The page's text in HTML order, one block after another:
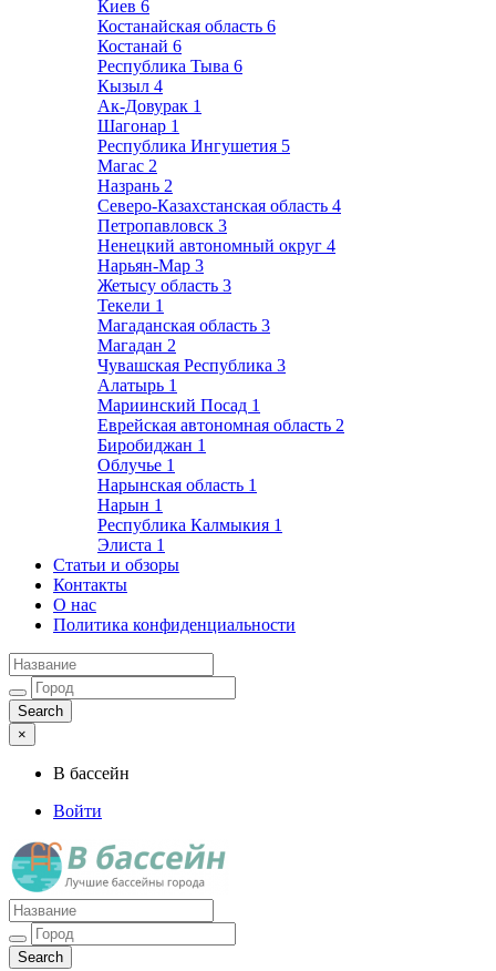
Киев 6
Костанайская область 6
Костанай 6
Республика Тыва 6
Кызыл 4
Ак-Довурак 1
Шагонар 1
Республика Ингушетия 5
Магас 2
Назрань 2
Северо-Казахстанская область 4
Петропавловск 3
Ненецкий автономный округ 4
Нарьян-Мар 3
Жетысу область 3
Текели 1
Магаданская область 3
Магадан 2
Чувашская Республика 3
Алатырь 1
Мариинский Посад 1
Еврейская автономная область 2
Биробиджан 1
Облучье 1
Нарынская область 1
Нарын 1
Республика Калмыкия 1
Элиста 1
Статьи и обзоры
Контакты
О нас
Политика конфиденциальности
×
В бассейн
Войти
Лучшие бассейны города